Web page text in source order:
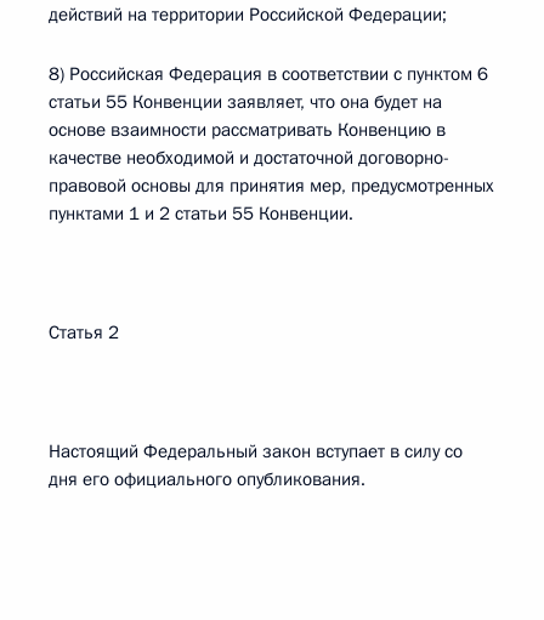
действий на территории Российской Федерации;
8) Российская Федерация в соответствии с пунктом 6
статьи 55 Конвенции заявляет, что она будет на
основе взаимности рассматривать Конвенцию в
качестве необходимой и достаточной договорно-
правовой основы для принятия мер, предусмотренных
пунктами 1 и 2 статьи 55 Конвенции.
Статья 2
Настоящий Федеральный закон вступает в силу со
дня его официального опубликования.